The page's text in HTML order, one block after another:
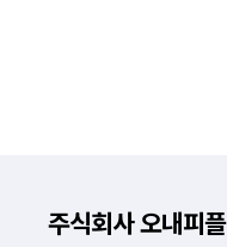
주식회사 오내피플